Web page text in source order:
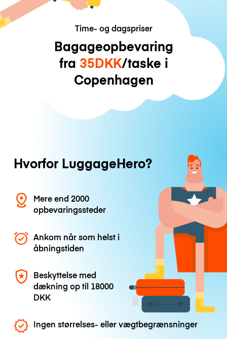
Time- og dagspriser
Bagageopbevaring
fra 35DKK/taske i
Copenhagen
Hvorfor LuggageHero?
Mere end 2000
opbevaringssteder
Ankom når som helst i
åbningstiden
Beskyttelse med
dækning op til 18000
DKK
Ingen størrelses- eller vægtbegrænsninger